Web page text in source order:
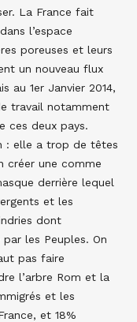
La France fait
l’espace
poreuses et leurs
un nouveau flux
au 1er Janvier 2014,
travail notamment
ces deux pays.
: elle a trop de têtes
créer une comme
derrière lequel
et les
dont
les Peuples. On
pas faire
l’arbre Rom et la
et les
et 18%